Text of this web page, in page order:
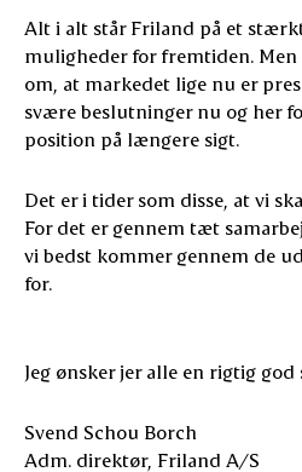
Alt i alt står Friland på et
muligheder for fremtiden.
om, at markedet lige nu er
svære beslutninger nu og her
position på længere sigt.
Det er i tider som disse, at vi
For det er gennem tæt
vi bedst kommer gennem de
for.
Jeg ønsker jer alle en rigtig god
Svend Schou Borch
Adm. direktør, Friland A/S